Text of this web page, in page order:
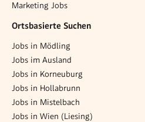
Marketing Jobs
Ortsbasierte Suchen
Jobs in Mödling
Jobs im Ausland
Jobs in Korneuburg
Jobs in Hollabrunn
Jobs in Mistelbach
Jobs in Wien (Liesing)